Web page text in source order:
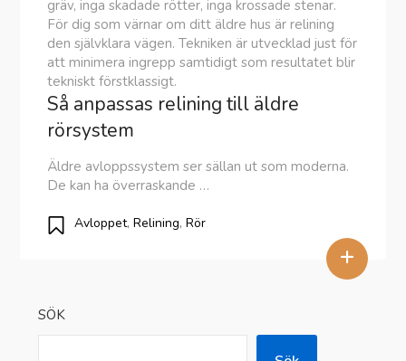
gräv, inga skadade rötter, inga krossade stenar.
För dig som värnar om ditt äldre hus är relining
den självklara vägen. Tekniken är utvecklad just för
att minimera ingrepp samtidigt som resultatet blir
tekniskt förstklassigt.
Så anpassas relining till äldre
rörsystem
Äldre avloppssystem ser sällan ut som moderna.
De kan ha överraskande …
+
Avloppet,Relining,Rör
SÖK